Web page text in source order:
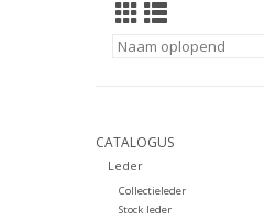
CATALOGUS
Leder
Collectieleder
Stock leder